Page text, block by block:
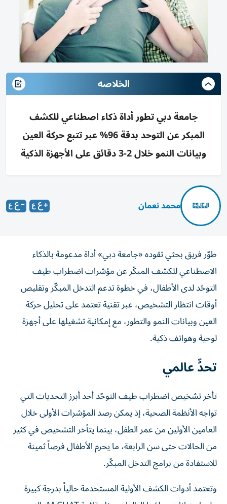
الخلاصه
جامعة دبي تطور أداة ذكاء اصطناعي للكشف
المبكر عن التوحد بدقة 96% عبر تتبع حركة العين
وبيانات النمو خلال 2-3 دقائق على الأجهزة الذكية
محمد نعمان
طوّر فريق بحثي تقوده «جامعة دبي» أداة مدعومة بالذكاء
الاصطناعي للكشف المبكّر عن مؤشرات اضطراب طيف
التوحّد لدى الأطفال، في خطوة تدعم التدخل المبكّر وتقليص
أوقات انتظار التشخيص، عبر تقنية تعتمد على تحليل حركة
العين وبيانات النمو والتطور، مع إمكانية تشغيلها على أجهزة
لوحية وهواتف ذكية.
تحدٍّ عالمي
تأخر تشخيص اضطراب طيف التوحّد أحد أبرز التحديات التي
تواجه الأنظمة الصحية، إذ يمكن رصد المؤشرات الأولى خلال
العامين الأولين من عمر الطفل، بينما يتأخر التشخيص في كثير
من الحالات حتى سن الرابعة، ما يحرم الأطفال فرصاً ثمينة
للاستفادة من برامج التدخل المبكّر.
وتعتمد أدوات الكشف الأولية المستخدمة حالياً بدرجة كبيرة